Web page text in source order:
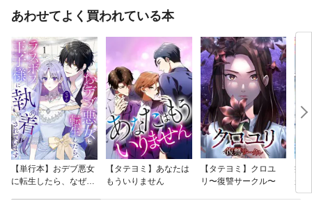
あわせてよく買われている本
【単行本】おデブ悪女
に転生したら、なぜか
【タテヨミ】あなたは
もういりません
【タテヨミ】クロユ
リ〜復讐サークル〜
病
が
ぎ